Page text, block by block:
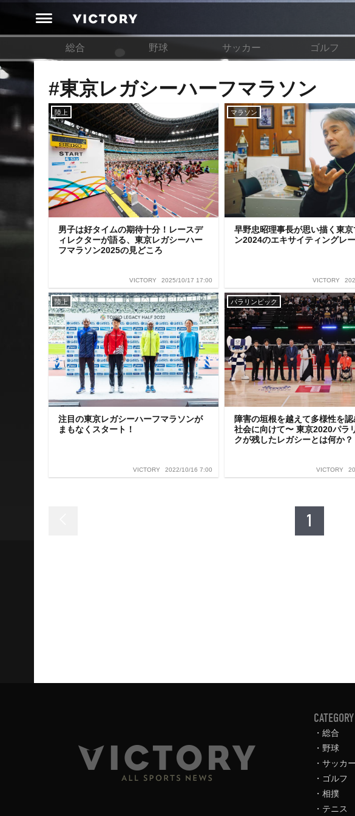
総合 野球 サッカー ゴルフ
#東京レガシーハーフマラソン
陸上
男子は好タイムの期待十分！レースデ
ィレクターが語る、東京レガシーハー
フマラソン2025の見どころ
VICTORY 2025/10/17 17:00
マラソン
早野忠昭理事長が思い描く東京
ン2024のエキサイティングレ
VICTORY
陸上
注目の東京レガシーハーフマラソンが
まもなくスタート！
VICTORY 2022/10/16 7:00
パラリンピック
障害の垣根を越えて多様性を認
社会に向けて〜 東京2020パラ
クが残したレガシーとは何か？
VICTORY
1
CATEGORY
総合
野球
サッカー
ゴルフ
相撲
テニス